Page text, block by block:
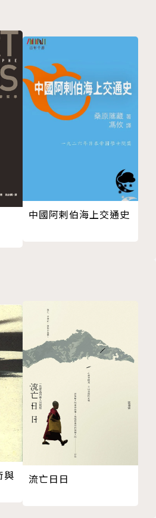
士，美國哈佛大學歷史與東亞
中央研究院近代史研究所、歷
香港城市大學。著作有：Ope
2019）、《昨日到城市：
》（台北：聯經，2008）、
運動 1901-1911》（台北：中
的南京記事
言
與宗教：正統與異端之辨
演劇活動概述
清的百科全書家
動的再評估：從清末的白話文
代白話運動史上的地位
：西方視野與中國觀點
社會史和文化史視野下的城市
中國阿剌伯海上交通史
與
流亡日日